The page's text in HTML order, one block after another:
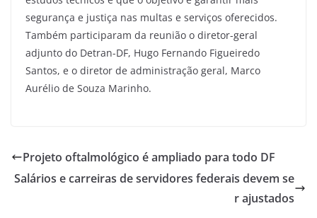
segurança e justiça nas multas e serviços oferecidos.
Também participaram da reunião o diretor-geral
adjunto do Detran-DF, Hugo Fernando Figueiredo
Santos, e o diretor de administração geral, Marco
Aurélio de Souza Marinho.
Projeto oftalmológico é ampliado para todo DF
Salários e carreiras de servidores federais devem se
r ajustados